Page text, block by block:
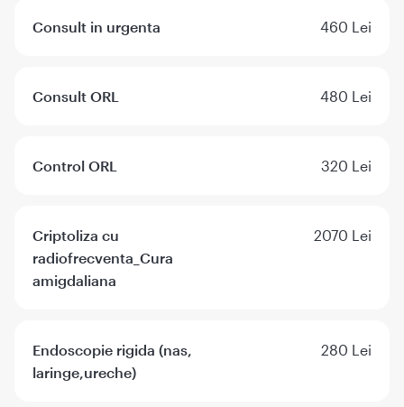
Consult in urgenta 460 Lei
Consult ORL 480 Lei
Control ORL 320 Lei
Criptoliza cu
radiofrecventa_Cura
amigdaliana
2070 Lei
Endoscopie rigida (nas,
laringe,ureche)
280 Lei